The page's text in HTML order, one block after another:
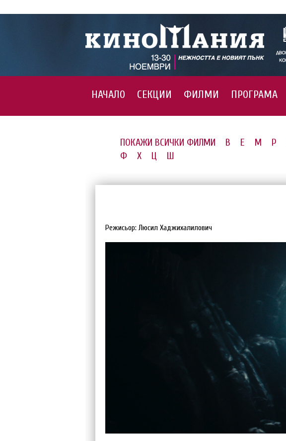
НАЧАЛО СЕКЦИИ ФИЛМИ ПРОГРАМА
ПОКАЖИ ВСИЧКИ ФИЛМИ B E M P
Ф
Х Ц Ш
Режисьор: Люсил Хаджихалилович